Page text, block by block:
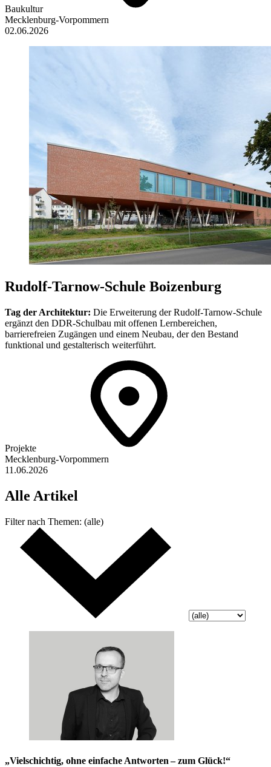
Baukultur
Mecklenburg-Vorpommern
02.06.2026
Rudolf-Tarnow-Schule Boizenburg
Tag der Architektur: Die Erweiterung der Rudolf-Tarnow-Schule
ergänzt den DDR-Schulbau mit offenen Lernbereichen,
barrierefreien Zugängen und einem Neubau, der den Bestand
funktional und gestalterisch weiterführt.
Projekte
Mecklenburg-Vorpommern
11.06.2026
Alle Artikel
Filter nach Themen: (alle)
„Vielschichtig, ohne einfache Antworten – zum Glück!“